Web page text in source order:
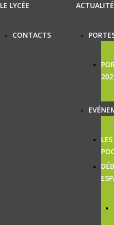
LE LYCÉE
CONTACTS